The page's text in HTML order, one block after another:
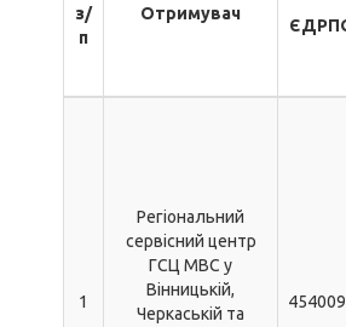
з/
п
Отримувач
1
Регіональний
сервісний центр
ГСЦ МВС у
Вінницькій,
Черкаській та